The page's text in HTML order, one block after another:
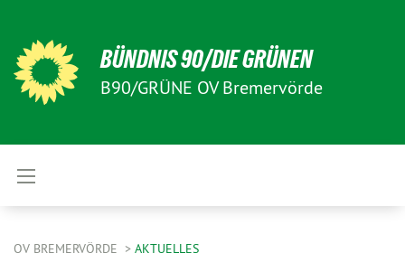
BÜNDNIS 90/DIE GRÜNEN
B90/GRÜNE OV Bremervörde
OV BREMERVÖRDE AKTUELLES